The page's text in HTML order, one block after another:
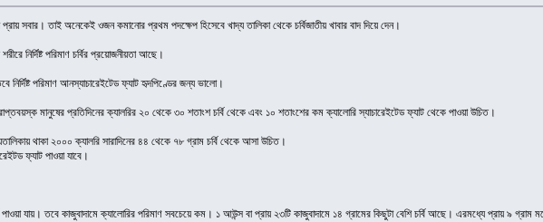
প্রায় সবার। তাই অনেকেই ওজন কমানোর প্রথম পদক্ষেপ হিসেবে খাদ্য তালিকা থেকে চর্বিজাতীয় খাবার বাদ দিয়ে দেন।
নির্দিষ্ট পরিমাণ চর্বির প্রয়োজনীয়তা আছে।
নির্দিষ্ট পরিমাণ আনস্যাচারেইটেড ফ্যাট হৃদপিণ্ডের জন্য ভালো।
মানুষের প্রতিদিনের ক্যালরির ২০ থেকে ৩০ শতাংশ চর্বি থেকে এবং ১০ শতাংশের কম ক্যালোরি স্যাচারেইটেড ফ্যাট থেকে পাওয়া উচিত।
থাকা ২০০০ ক্যালরি সারাদিনের ৪৪ থেকে ৭৮ গ্রাম চর্বি থেকে আসা উচিত।
ফ্যাট পাওয়া যাবে।
পাওয়া যায়। তবে কাজুবাদামে ক্যালোরির পরিমাণ সবচেয়ে কম। ১ আউন্স বা প্রায় ২৩টি কাজুবাদামে ১৪ গ্রামের কিছুটা বেশি চর্বি আছে। এরমধ্যে প্রায় ৯